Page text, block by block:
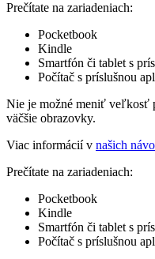
Prečítate na zariadeniach:
Pocketbook
Kindle
Smartfón či tablet s
Počítač s príslušnou
Nie je možné meniť veľkosť
väčšie obrazovky.
Viac informácií v našich
Prečítate na zariadeniach:
Pocketbook
Kindle
Smartfón či tablet s
Počítač s príslušnou